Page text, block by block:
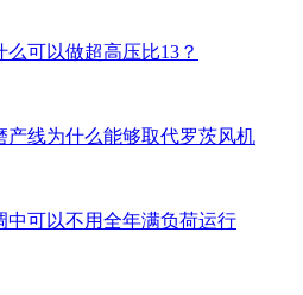
可以做超高压比13？
产线为什么能够取代罗茨风机
可以不用全年满负荷运行